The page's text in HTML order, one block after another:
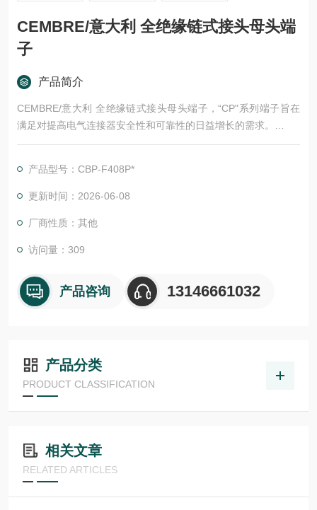
CEMBRE/意大利 全绝缘链式接头母头端
子
产品简介
CEMBRE/意大利 全绝缘链式接头母头端子，“CP"系列端子旨在
满足对提高电气连接器安全性和可靠性的日益增长的需求。
研发的宗旨是为与生产设备一起使用，以提供快速可靠的压接接
(UL 94)。
产品型号：CBP-F408P*
更新时间：2026-06-08
厂商性质：其他
访问量：309
产品咨询 13146661032
产品分类
PRODUCT CLASSIFICATION
相关文章
RELATED ARTICLES